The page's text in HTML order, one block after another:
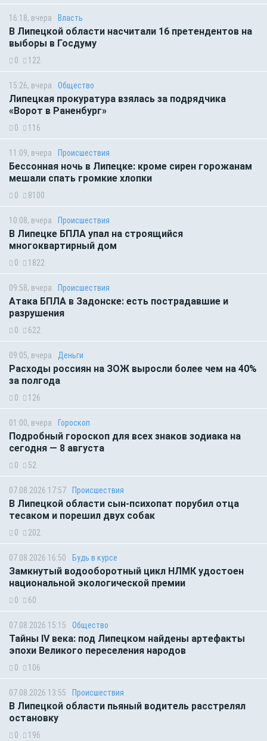
16:18, вчера Власть
В Липецкой области насчитали 16 претендентов на
выборы в Госдуму
0 122
15:26, вчера Общество
Липецкая прокуратура взялась за подрядчика
«Ворот в Раненбург»
0 116
11:09, вчера Происшествия
Бессонная ночь в Липецке: кроме сирен горожанам
мешали спать громкие хлопки
0 8100
10:08, вчера Происшествия
В Липецке БПЛА упал на строящийся
многоквартирный дом
0 1822
09:58, вчера Происшествия
Атака БПЛА в Задонске: есть пострадавшие и
разрушения
0 622
09:05, вчера Деньги
Расходы россиян на ЗОЖ выросли более чем на 40%
за полгода
0 126
01:00, вчера Гороскоп
Подробный гороскоп для всех знаков зодиака на
сегодня — 8 августа
0 52
07.08.2026 17:57 Происшествия
В Липецкой области сын-психопат порубил отца
тесаком и порешил двух собак
0 202
07.08.2026 16:50 Будь в курсе
Замкнутый водооборотный цикл НЛМК удостоен
национальной экологической премии
0 60
07.08.2026 15:15 Общество
Тайны IV века: под Липецком найдены артефакты
эпохи Великого переселения народов
0 106
07.08.2026 13:55 Происшествия
В Липецкой области пьяный водитель расстрелял
остановку
0 196